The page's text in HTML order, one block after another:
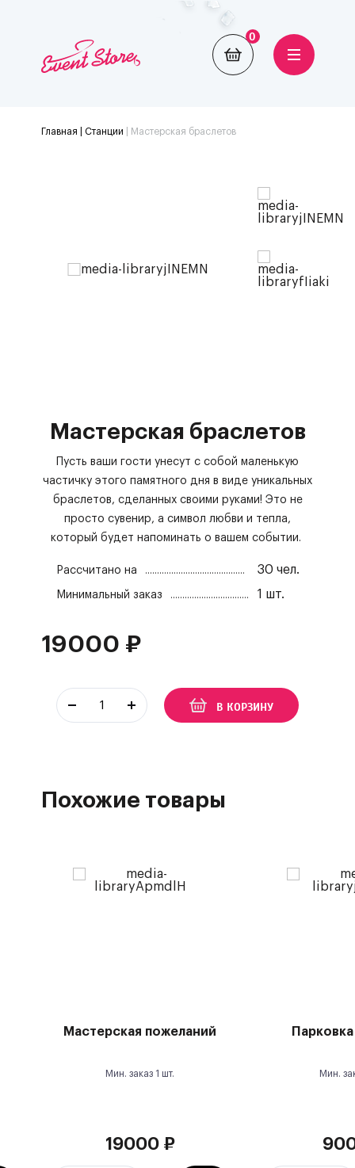
0
Главная | Станции Мастерская браслетов
Мастерская браслетов
Пусть ваши гости унесут с собой маленькую
частичку этого памятного дня в виде уникальных
браслетов, сделанных своими руками! Это не
просто сувенир, а символ любви и тепла,
который будет напоминать о вашем событии.
Рассчитано на 30 чел.
Минимальный заказ 1 шт.
19000 ₽
В КОРЗИНУ
Похожие товары
Мастерская пожеланий
Мин. заказ 1 шт.
19000₽
Мин.